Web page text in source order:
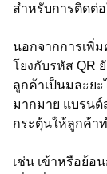
สำหรับการติดต่
นอกจากการเพิ่
โยงกับรหัส QR
ลูกค้าเป็นมละยะ
มากมาย แบรนด์
กระตุ้นให้ลูกค้า
เช่น เข้าหรือย้อ